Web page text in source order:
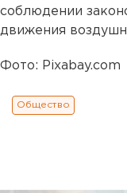
соблюдении
движения
Фото: Pixabay.com
Общество